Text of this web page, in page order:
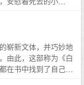
，我平生从没有听过
却化在了心里……
崭新文体，并巧妙地
由此，这部称为《白
书中找到了自己的